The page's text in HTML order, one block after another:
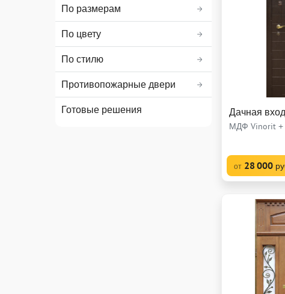
По размерам
По цвету
По стилю
Противопожарные двери
Готовые решения Дачная
МДФ Vinorit
от 28 000